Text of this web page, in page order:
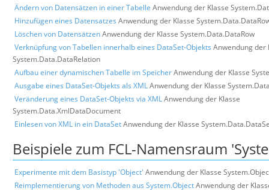
Ändern von Datensätzen in einer Tabelle Anwendung der Klasse
Hinzufügen eines Datensatzes Anwendung der Klasse
Löschen von DatensätzenAnwendung der Klasse System.Data.DataRow
Verknüpfung von Tabellen innerhalb eines DataSet-Objekts Anwendung der
System.Data.DataRelation
Aufbau einer dynamischen Tabelle im SpeicherAnwendung der Klasse
Ausgabe eines DataSet-Objekts als XMLAnwendung der Klasse
Veränderung eines DataSet-Objekts via XMLAnwendung der Klasse
System.Data.XmlDataDocument
Einlesen von XML in ein DataSetAnwendung der Klasse
Beispiele zum FCL-Namensraum
Experimente mit dem Basistyp 'Object' Anwendung der Klasse
Reimplementierung von Methoden aus System.ObjectAnwendung der